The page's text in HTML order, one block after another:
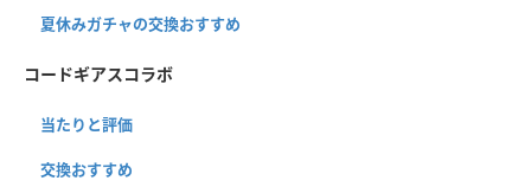
夏休みガチャの交換おすすめ
コードギアスコラボ
当たりと評価
交換おすすめ